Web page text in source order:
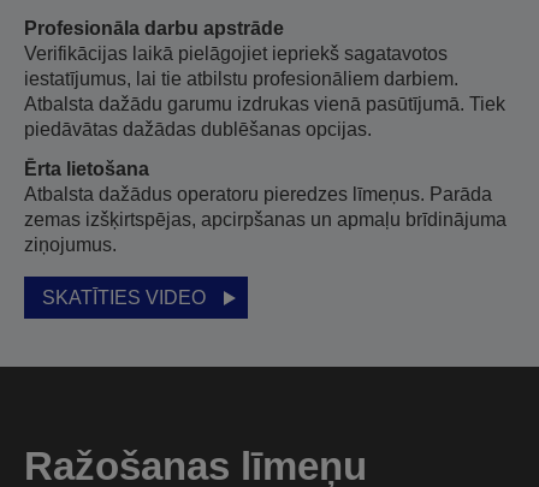
Profesionāla darbu apstrāde
Verifikācijas laikā pielāgojiet iepriekš sagatavotos
iestatījumus, lai tie atbilstu profesionāliem darbiem.
Atbalsta dažādu garumu izdrukas vienā pasūtījumā. Tiek
piedāvātas dažādas dublēšanas opcijas.
Ērta lietošana
Atbalsta dažādus operatoru pieredzes līmeņus. Parāda
zemas izšķirtspējas, apcirpšanas un apmaļu brīdinājuma
ziņojumus.
SKATĪTIES VIDEO
Ražošanas līmeņu